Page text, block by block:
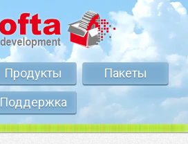
Продукты
Пакеты
Поддержка